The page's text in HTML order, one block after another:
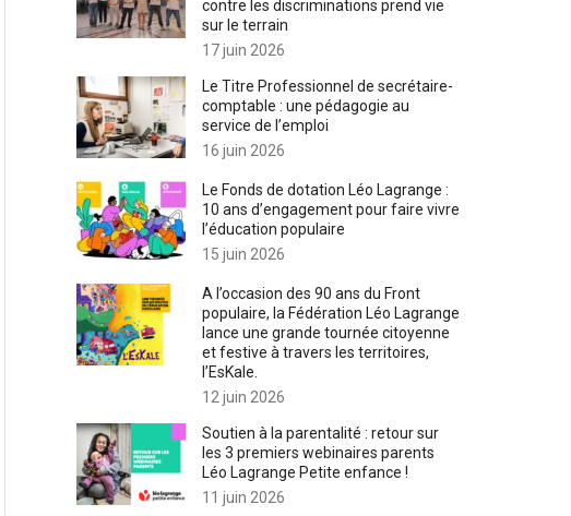
contre les discriminations prend vie
sur le terrain
17 juin 2026
Le Titre Professionnel de secrétaire-
comptable : une pédagogie au
service de l’emploi
16 juin 2026
Le Fonds de dotation Léo Lagrange :
10 ans d’engagement pour faire vivre
l’éducation populaire
15 juin 2026
A l’occasion des 90 ans du Front
populaire, la Fédération Léo Lagrange
lance une grande tournée citoyenne
et festive à travers les territoires,
l’EsKale.
12 juin 2026
Soutien à la parentalité : retour sur
les 3 premiers webinaires parents
Léo Lagrange Petite enfance !
11 juin 2026